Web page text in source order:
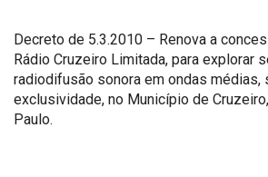
Decreto de 5.3.2010 – Renova a
Rádio Cruzeiro Limitada, para explorar
radiodifusão sonora em ondas médias,
exclusividade, no Município de
Paulo.